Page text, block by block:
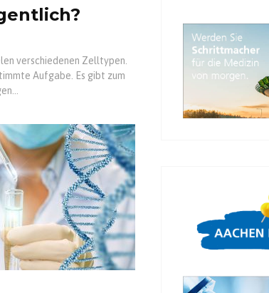
verschiedenen Zelltypen.
Aufgabe. Es gibt zum